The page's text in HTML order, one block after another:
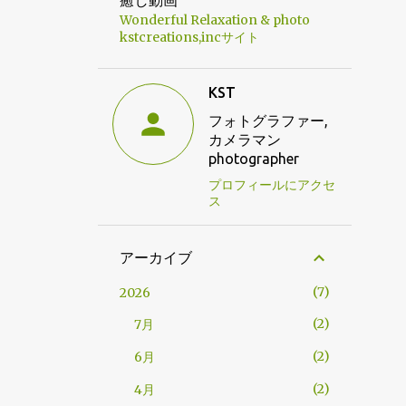
Wonderful Relaxation & photo
kstcreations,incサイト
KST
フォトグラファー,
カメラマン
photographer
プロフィールにアクセ
ス
アーカイブ
2026
7
7月
2
6月 2
4月 2